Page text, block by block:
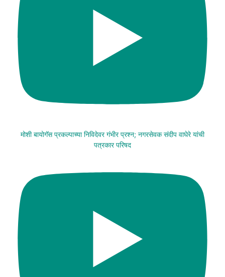
मोशी बायोगॅस प्रकल्पाच्या निविदेवर गंभीर प्रश्न; नगरसेवक संदीप वाघेरे यांची
पत्रकार परिषद